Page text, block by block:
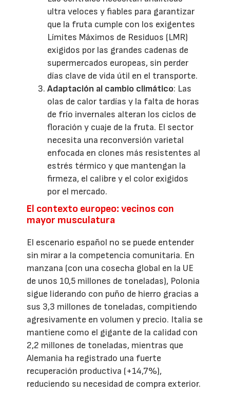
ultra veloces y fiables para garantizar
que la fruta cumple con los exigentes
Límites Máximos de Residuos (LMR)
exigidos por las grandes cadenas de
supermercados europeas, sin perder
días clave de vida útil en el transporte.
Adaptación al cambio climático: Las
olas de calor tardías y la falta de horas
de frío invernales alteran los ciclos de
floración y cuaje de la fruta. El sector
necesita una reconversión varietal
enfocada en clones más resistentes al
estrés térmico y que mantengan la
firmeza, el calibre y el color exigidos
por el mercado.
El contexto europeo: vecinos con
mayor musculatura
El escenario español no se puede entender
sin mirar a la competencia comunitaria. En
manzana (con una cosecha global en la UE
de unos 10,5 millones de toneladas), Polonia
sigue liderando con puño de hierro gracias a
sus 3,3 millones de toneladas, compitiendo
agresivamente en volumen y precio. Italia se
mantiene como el gigante de la calidad con
2,2 millones de toneladas, mientras que
Alemania ha registrado una fuerte
recuperación productiva (+14,7%),
reduciendo su necesidad de compra exterior.